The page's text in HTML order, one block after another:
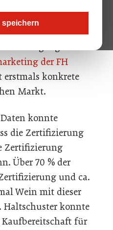
speichern
sie der ökologische
Wein. Die Studie
der FH
konkrete
Markt.
konnte
die Zertifizierung
Zertifizierung
Über 70 % der
und ca.
Wein mit dieser
konnte
Kaufbereitschaft für